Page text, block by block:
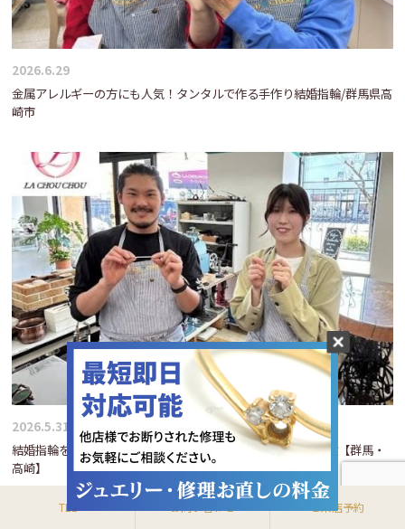
2026.6.29
金属アレルギーの方にも人気！タンタルで作る手作り結婚指輪/群馬県高
崎市
2026.5.31
結婚指輪を手作りするという選択｜Pt900鍛造リング制作体験【群馬・
高崎】
TEL ご来店予約